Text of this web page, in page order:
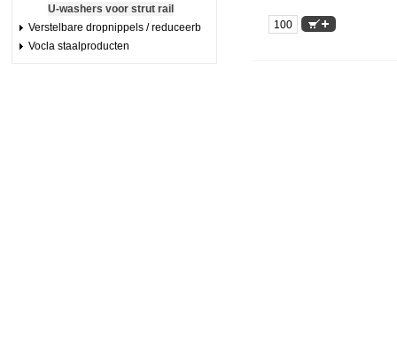
U-washers voor strut rail
Verstelbare dropnippels / reduceerb
Vocla staalproducten